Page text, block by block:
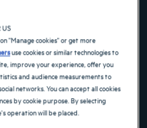
and select a date. Press the
backward to interact with the
US
"Manage cookies" or get more
use cookies or similar technologies to
improve your experience, offer you
and audience measurements to
networks. You can accept all cookies
by cookie purpose. By selecting
operation will be placed.